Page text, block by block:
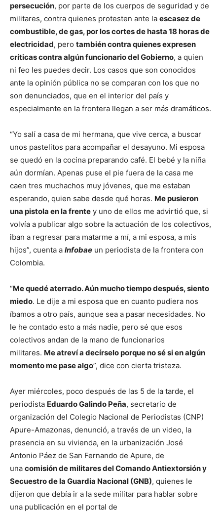
persecución, por parte de los cuerpos de seguridad y de
militares, contra quienes protesten ante la escasez de
combustible, de gas, por los cortes de hasta 18 horas de
electricidad, pero también contra quienes expresen
críticas contra algún funcionario del Gobierno, a quien
ni feo les puedes decir. Los casos que son conocidos
ante la opinión pública no se comparan con los que no
son denunciados, que en el interior del país y
especialmente en la frontera llegan a ser más dramáticos.
“Yo salí a casa de mi hermana, que vive cerca, a buscar
unos pastelitos para acompañar el desayuno. Mi esposa
se quedó en la cocina preparando café. El bebé y la niña
aún dormían. Apenas puse el pie fuera de la casa me
caen tres muchachos muy jóvenes, que me estaban
esperando, quien sabe desde qué horas. Me pusieron
una pistola en la frente y uno de ellos me advirtió que, si
volvía a publicar algo sobre la actuación de los colectivos,
iban a regresar para matarme a mí, a mi esposa, a mis
hijos”, cuenta a Infobae un periodista de la frontera con
Colombia.
“Me quedé aterrado. Aún mucho tiempo después, siento
miedo. Le dije a mi esposa que en cuanto pudiera nos
íbamos a otro país, aunque sea a pasar necesidades. No
le he contado esto a más nadie, pero sé que esos
colectivos andan de la mano de funcionarios
militares. Me atreví a decírselo porque no sé si en algún
momento me pase algo”, dice con cierta tristeza.
Ayer miércoles, poco después de las 5 de la tarde, el
periodista Eduardo Galindo Peña, secretario de
organización del Colegio Nacional de Periodistas (CNP)
Apure-Amazonas, denunció, a través de un video, la
presencia en su vivienda, en la urbanización José
Antonio Páez de San Fernando de Apure, de
una comisión de militares del Comando Antiextorsión y
Secuestro de la Guardia Nacional (GNB), quienes le
dijeron que debía ir a la sede militar para hablar sobre
una publicación en el portal de